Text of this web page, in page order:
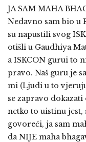
JA SAM MAHA
Nedavno sam bio u
su napustili svog
otišli u Gaudhiya
a ISKCON gurui to
pravo. Naš guru je
mi (Ljudi u to
se zapravo dokazati
netko to uistinu
govoreći, ja sam
da NIJE maha